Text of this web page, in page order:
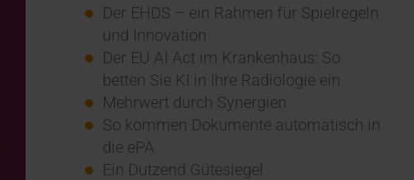
Der EHDS – ein Rahmen für Spielregeln
und Innovation
Der EU AI Act im Krankenhaus: So
betten Sie KI in Ihre Radiologie ein
Mehrwert durch Synergien
So kommen Dokumente automatisch in
die ePA
Ein Dutzend Gütesiegel